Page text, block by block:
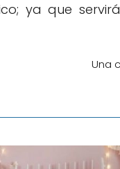
ya que
Una